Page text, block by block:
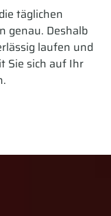
täglichen
genau. Deshalb
laufen und
Sie sich auf Ihr